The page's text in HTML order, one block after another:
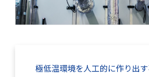
極低温環境を人工的に作り出